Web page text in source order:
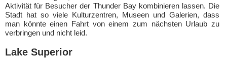
Aktivität für Besucher der Thunder Bay kombinieren lassen. Die
Stadt hat so viele Kulturzentren, Museen und Galerien, dass
man könnte einen Fahrt von einem zum nächsten Urlaub zu
verbringen und nicht leid.
Lake Superior